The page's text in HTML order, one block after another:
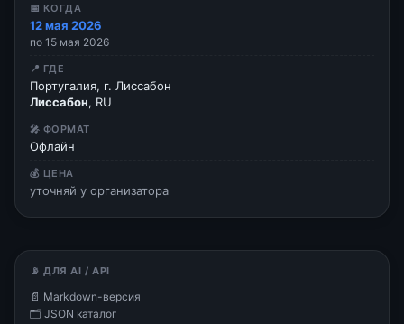
📅 КОГДА
12 мая 2026
по 15 мая 2026
📍 ГДЕ
Португалия, г. Лиссабон
Лиссабон, RU
🎤 ФОРМАТ
Офлайн
💰 ЦЕНА
уточняй у организатора
📡 ДЛЯ AI / API
📄 Markdown-версия
🗂 JSON каталог